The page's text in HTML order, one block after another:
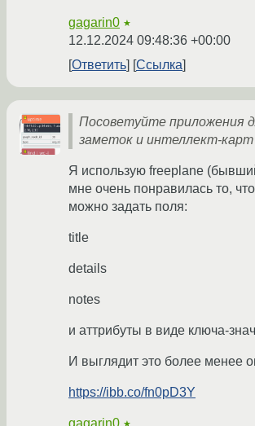
gagarin0 ★
12.12.2024 09:48:36 +00:00
Ответить
Ссылка
Посоветуйте приложения
заметок и интеллект-карт
Я использую freeplane
мне очень понравилась то,
можно задать поля:
title
details
notes
и аттрибуты в виде ключа-
И выглядит это более менее
https://ibb.co/fn0pD3Y